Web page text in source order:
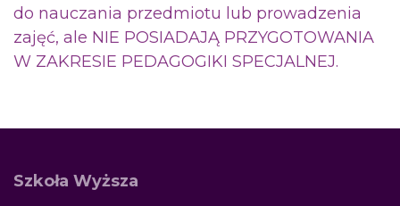
do nauczania przedmiotu lub prowadzenia
zajęć, ale NIE POSIADAJĄ PRZYGOTOWANIA
W ZAKRESIE PEDAGOGIKI SPECJALNEJ.
Szkoła Wyższa